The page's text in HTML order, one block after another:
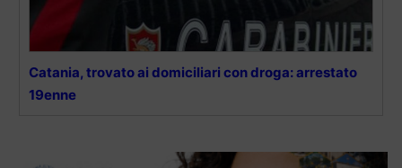
Catania, trovato ai domiciliari con droga: arrestato
19enne